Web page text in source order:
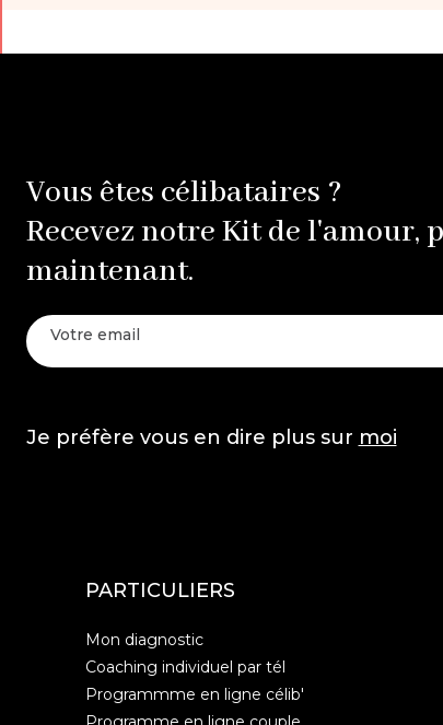
Vous êtes célibataires ?
Recevez notre Kit de l'amour,
maintenant.
Je préfère vous en dire plus sur moi
PARTICULIERS
Mon diagnostic
Coaching individuel par tél
Programmme en ligne célib'